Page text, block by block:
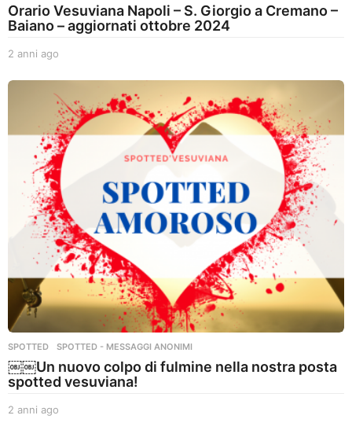
Orario Vesuviana Napoli – S. Giorgio a Cremano –
Baiano – aggiornati ottobre 2024
2 anni ago
n
n
i
a
g
o
SPOTTED ,SPOTTED - MESSAGGI ANONIMI
￼￼Un nuovo colpo di fulmine nella nostra posta
spotted vesuviana!
2 anni ago